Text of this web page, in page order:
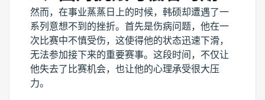
然而，在事业蒸蒸日上的时候，韩硕却遭遇了一
系列意想不到的挫折。首先是伤病问题，他在一
次比赛中不慎受伤，这使得他的状态迅速下滑，
无法参加接下来的重要赛事。这段时间，不仅让
他失去了比赛机会，也让他的心理承受很大压
力。